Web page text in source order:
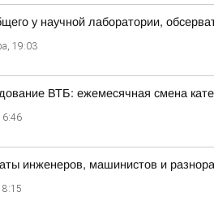
у научной лаборатории,
19:03
ВТБ: ежемесячная смена
инженеров, машинистов и